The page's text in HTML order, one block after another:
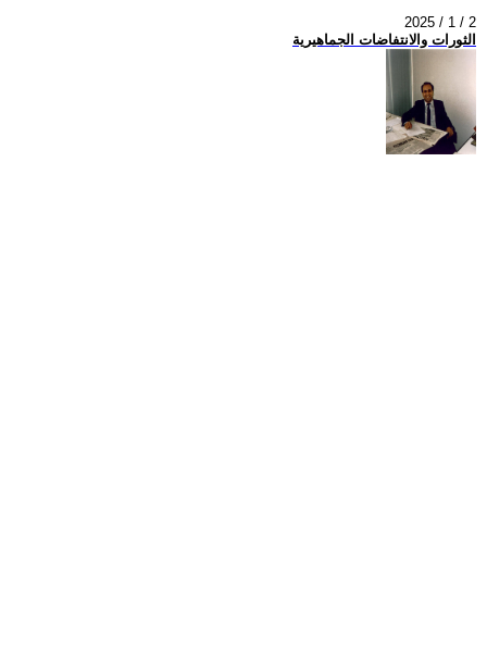
2025 / 1 / 2
الثورات والانتفاضات الجماهيرية